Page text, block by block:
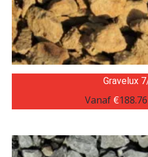
Gravelux
Vanaf €188.76